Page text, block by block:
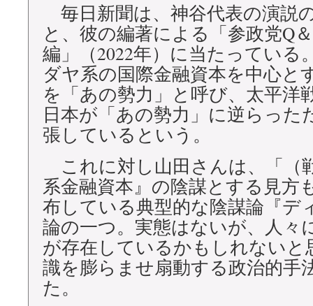
毎日新聞は、神谷代表の演説
と、彼の編著による「参政党Q
編」（2022年）に当たっている
ダヤ系の国際金融資本を中心と
を「あの勢力」と呼び、太平洋
日本が「あの勢力」に逆らった
張しているという。
これに対し山田さんは、「（
系金融資本』の陰謀とする見方
布している典型的な陰謀論『デ
論の一つ。実態はないが、人々
が存在しているかもしれないと
識を膨らませ扇動する政治的手
た。